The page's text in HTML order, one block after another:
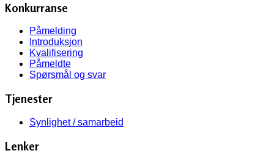
Konkurranse
Påmelding
Introduksjon
Kvalifisering
Påmeldte
Spørsmål og svar
Tjenester
Synlighet / samarbeid
Lenker